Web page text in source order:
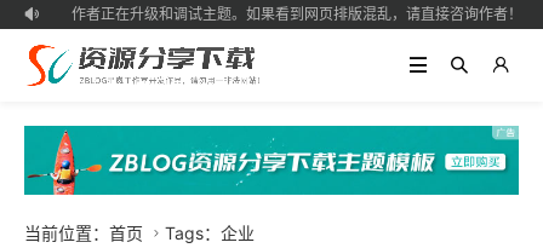
 作者正在升级和调试主题。如果看到网页排版混乱，请直接咨询作者！
当前位置： 首页  Tags：企业